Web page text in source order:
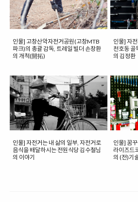
인물] 고창산악자전거공원(고창MTB
파크)의 총괄 감독, 트레일 빌더 손창환
의 개척(開拓)
인물] 자
천호동 골
의 김정환
인물] 자전거는 내 삶의 일부, 자전거로
음식을 배달하시는 전원식당 김수철님
의 이야기
인물] 꿈
라이즈드
의 (전)기